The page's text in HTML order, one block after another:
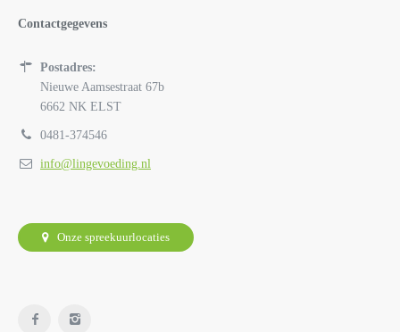
Contactgegevens
Postadres:
Nieuwe Aamsestraat 67b
6662 NK ELST
0481-374546
info@lingevoeding.nl
Onze spreekuurlocaties